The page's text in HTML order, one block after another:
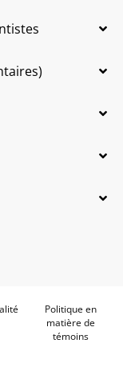
Politique en
matière de
témoins